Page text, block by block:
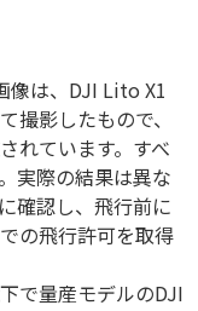
像は、DJI Lito X1
撮影したもので、
れています。すべ
実際の結果は異な
確認し、飛行前に
の飛行許可を取得
で量産モデルのDJI